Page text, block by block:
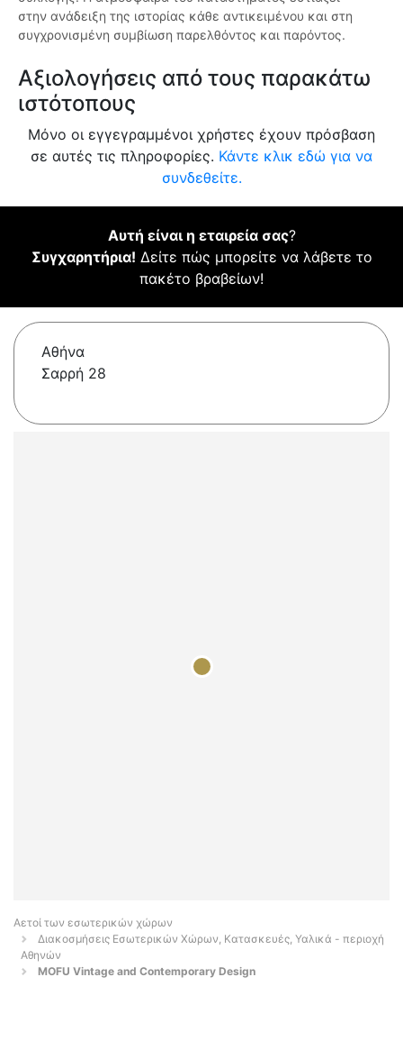
στην ανάδειξη της ιστορίας κάθε αντικειμένου και στη
συγχρονισμένη συμβίωση παρελθόντος και παρόντος.
Αξιολογήσεις από τους παρακάτω
ιστότοπους
Μόνο οι εγγεγραμμένοι χρήστες έχουν πρόσβαση
σε αυτές τις πληροφορίες. Κάντε κλικ εδώ για να
συνδεθείτε.
Αυτή είναι η εταιρεία σας?
Συγχαρητήρια! Δείτε πώς μπορείτε να λάβετε το
πακέτο βραβείων!
Αθήνα
Σαρρή 28
Αετοί των εσωτερικών χώρων
Διακοσμήσεις Εσωτερικών Χώρων, Κατασκευές, Υαλικά - περιοχή
Αθηνών
MOFU Vintage and Contemporary Design